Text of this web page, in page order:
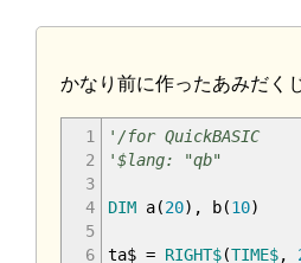
かなり前に作ったあみだく
1
2
3
4
5
6
'/for QuickBASIC
'$lang: "qb"
DIM a(20) , b(10)
ta$ = RIGHT$(TIME$,